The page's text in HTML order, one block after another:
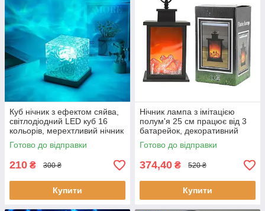
Куб нічник з ефектом сяйва,
світлодіодний LED куб 16
кольорів, мерехтливий нічник
із північним сяйвом
Готово до відправки
210 ₴ 300 ₴
Купити
Нічник лампа з імітацією
полум'я 25 см працює від 3
батарейок, декоративний
LED-світильник на подарунок
Готово до відправки
374,40 ₴ 520 ₴
Купити